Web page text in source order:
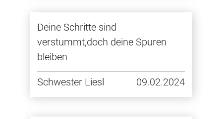
Deine Schritte sind
verstummt,doch deine Spuren
bleiben
Schwester Liesl 09.02.2024